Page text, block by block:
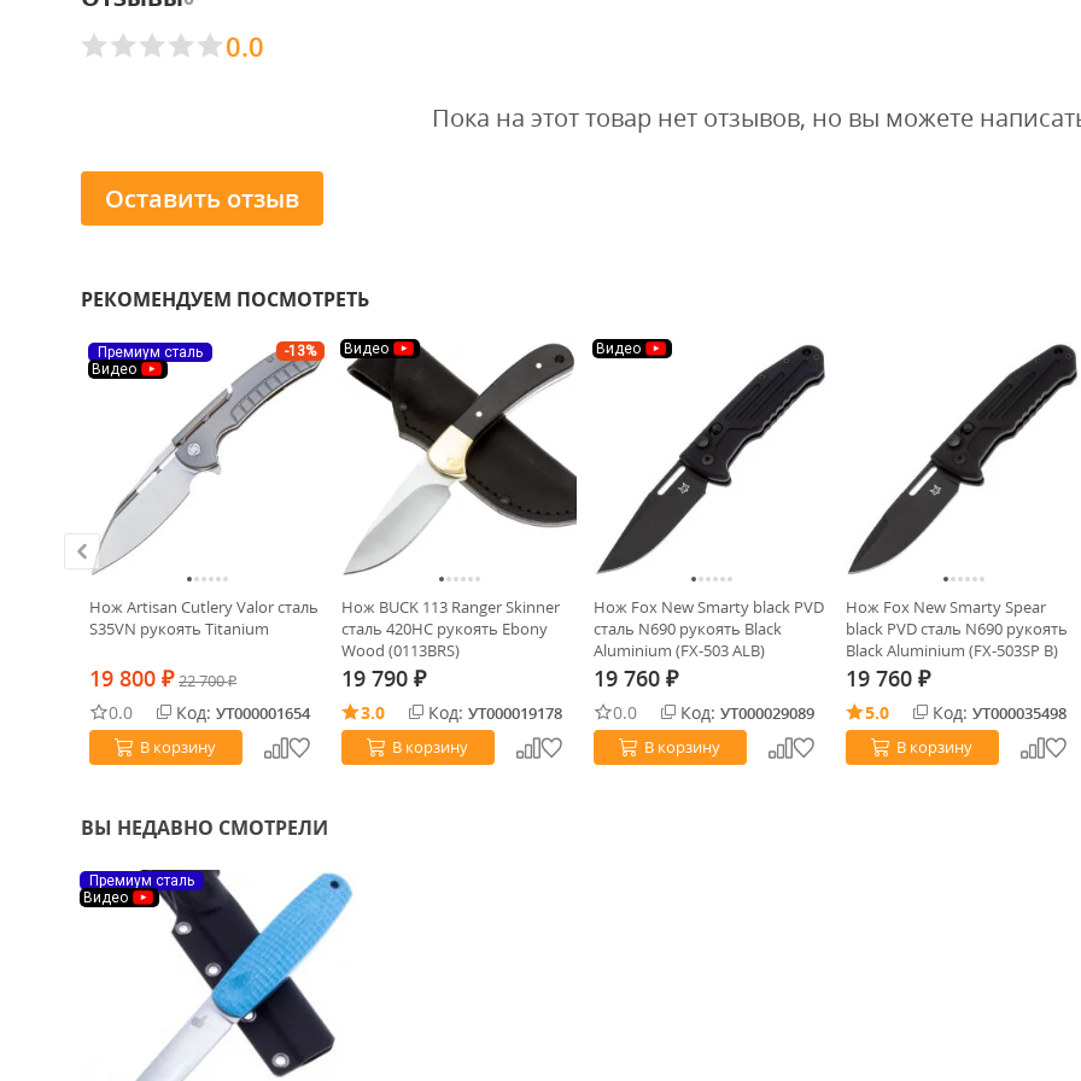
0.0
Пока на этот товар нет отзывов, но вы можете
Оставить отзыв
РЕКОМЕНДУЕМ ПОСМОТРЕТЬ
-13%
Премиум сталь
Видео
Нож Artisan Cutlery Valor сталь
S35VN рукоять Titanium
19 800 ₽ 22 700₽
0.0 Код: УТ000001654
В корзину
Видео
Нож BUCK 113 Ranger Skinner
сталь 420HC рукоять Ebony
Wood (0113BRS)
19 790 ₽
3.0 Код: УТ000019178
В корзину
Видео
Нож Fox New Smarty black PVD
сталь N690 рукоять Black
Aluminium (FX-503 ALB)
19 760 ₽
0.0 Код: УТ000029089
В корзину
Нож Fox New Smarty Spear
black PVD сталь N690 рукоять
Black Aluminium (FX-503SP B)
19 760 ₽
5.0 Код: УТ000035498
В корзину
ВЫ НЕДАВНО СМОТРЕЛИ
Премиум сталь
Видео